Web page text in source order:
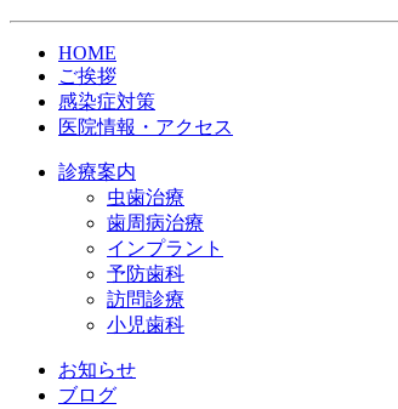
HOME
ご挨拶
感染症対策
医院情報・アクセス
診療案内
虫歯治療
歯周病治療
インプラント
予防歯科
訪問診療
小児歯科
お知らせ
ブログ